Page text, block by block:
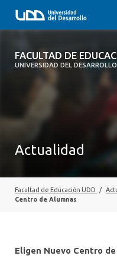
FACULTAD DE
UNIVERSIDAD DEL DESARROLLO
FACULTAD DE
POSTGRADO Y EDUCACIÓN
Actualidad
Facultad de Educación UDD /
Centro de Alumnas
Eligen Nuevo Centro